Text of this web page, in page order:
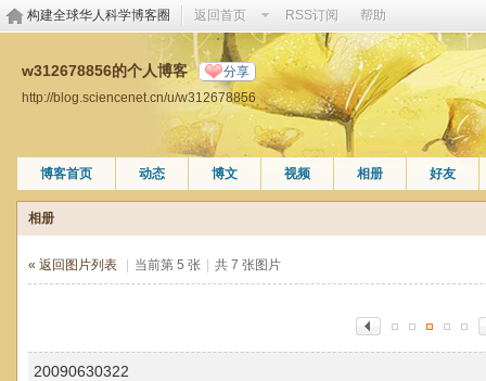
构建全球华人科学博客圈 返回首页 RSS订阅 帮助
w312678856的个人博客 分享
http://blog.sciencenet.cn/u/w312678856
博客首页 动态 博文 视频 相册 好友
相册
« 返回图片列表 当前第 5 张 共 7 张图片
20090630322